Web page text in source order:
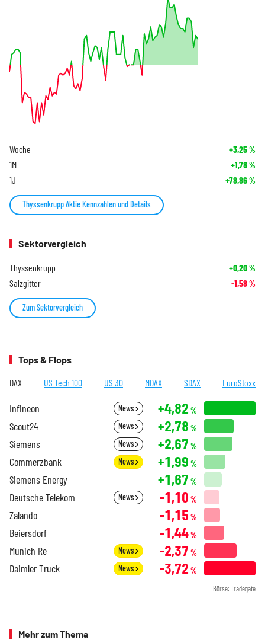
Woche +3,25%
1M +1,78%
1J +78,86%
Thyssenkrupp Aktie Kennzahlen und Details
Sektorvergleich
Thyssenkrupp +0,20%
Salzgitter -1,58%
Zum Sektorvergleich
Tops & Flops
DAX US Tech 100 US 30 MDAX SDAX EuroStoxx
Infineon News +4,82 %
Scout24 News +2,78 %
Siemens News +2,67 %
Commerzbank News +1,99 %
Siemens Energy +1,67 %
Deutsche Telekom News -1,10 %
Zalando -1,15 %
Beiersdorf -1,44%
Munich Re News -2,37 %
Daimler Truck News -3,72 %
Börse: Tradegate
Mehr zum Thema